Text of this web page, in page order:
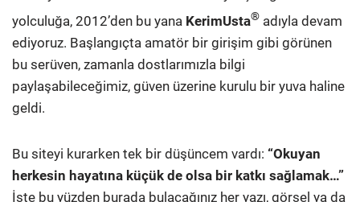
yolculuğa, 2012’den bu yana KerimUsta® adıyla devam
ediyoruz. Başlangıçta amatör bir girişim gibi görünen
bu serüven, zamanla dostlarımızla bilgi
paylaşabileceğimiz, güven üzerine kurulu bir yuva haline
geldi.
Bu siteyi kurarken tek bir düşüncem vardı: “Okuyan
herkesin hayatına küçük de olsa bir katkı sağlamak…”
İşte bu yüzden burada bulacağınız her yazı, görsel ya da